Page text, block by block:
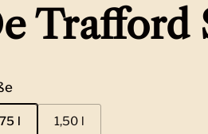
Trafford
l 1,50 l